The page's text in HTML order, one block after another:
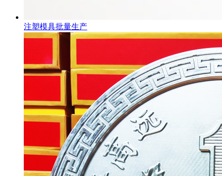
注塑模具批量生产